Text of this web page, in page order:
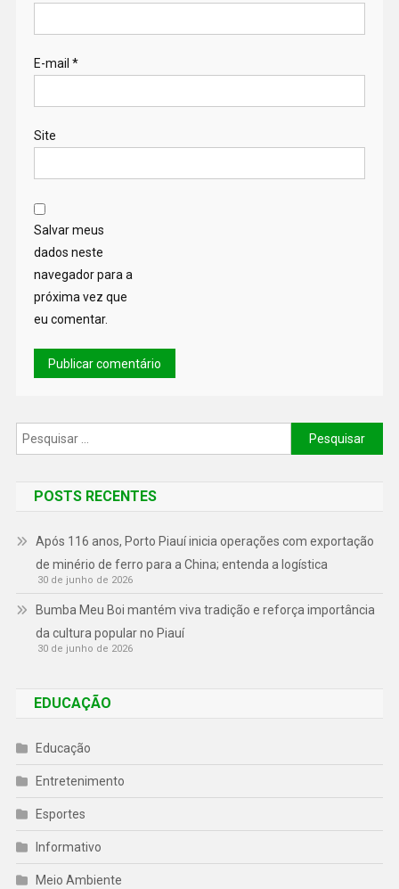
E-mail *
Site
Salvar meus
dados neste
navegador para a
próxima vez que
eu comentar.
POSTS RECENTES
Após 116 anos, Porto Piauí inicia operações com exportação
de minério de ferro para a China; entenda a logística
30 de junho de 2026
Bumba Meu Boi mantém viva tradição e reforça importância
da cultura popular no Piauí
30 de junho de 2026
EDUCAÇÃO
Educação
Entretenimento
Esportes
Informativo
Meio Ambiente